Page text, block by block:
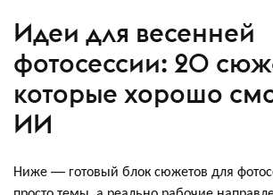
Идеи для весенней
фотосессии: 20
которые хорошо
ИИ
Ниже — готовый блок сюжетов для